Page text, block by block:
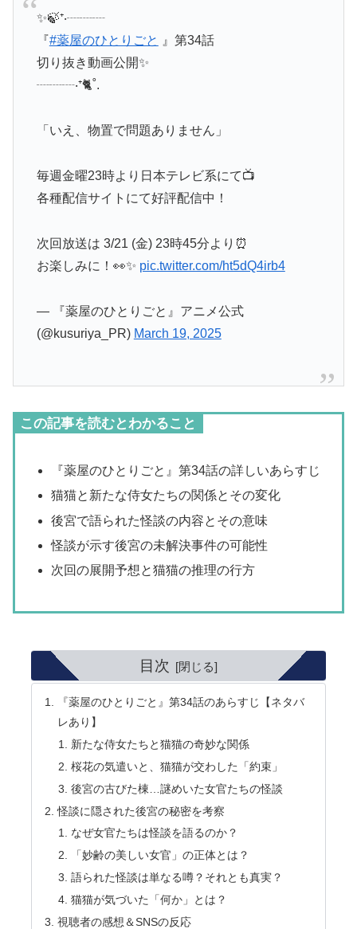
✨🍃⁺‧┈┈┈
『#薬屋のひとりごと
』第34話
切り抜き動画公開✨
┈┈┈‧⁺🐈˚.
「いえ、物置で問題ありません」
毎週金曜23時より日本テレビ系にて📺
各種配信サイトにて好評配信中！
次回放送は 3/21 (金) 23時45分より⏰
お楽しみに！👀✨ pic.twitter.com/ht5dQ4irb4
— 『薬屋のひとりごと』アニメ公式
(@kusuriya_PR) March 19, 2025
この記事を読むとわかること
『薬屋のひとりごと』第34話の詳しいあらすじ
猫猫と新たな侍女たちの関係とその変化
後宮で語られた怪談の内容とその意味
怪談が示す後宮の未解決事件の可能性
次回の展開予想と猫猫の推理の行方
目次
『薬屋のひとりごと』第34話のあらすじ【ネタバ
レあり】
新たな侍女たちと猫猫の奇妙な関係
桜花の気遣いと、猫猫が交わした「約束」
後宮の古びた棟…謎めいた女官たちの怪談
怪談に隠された後宮の秘密を考察
なぜ女官たちは怪談を語るのか？
「妙齢の美しい女官」の正体とは？
語られた怪談は単なる噂？それとも真実？
猫猫が気づいた「何か」とは？
視聴者の感想＆SNSの反応